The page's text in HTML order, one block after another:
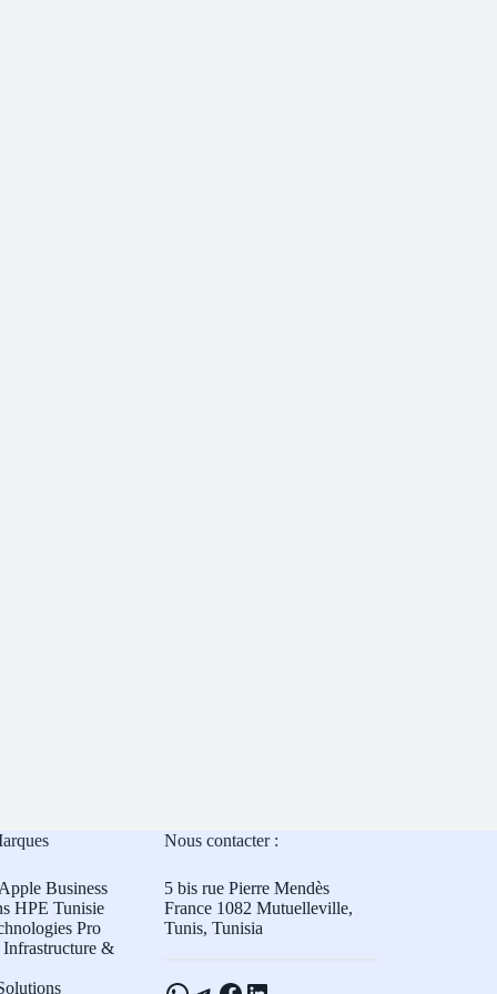
Business
HPE Tunisie
Pro
Infrastructure &
Nous contacter :
5 bis rue Pierre Mendès
France 1082 Mutuelleville,
Tunis, Tunisia